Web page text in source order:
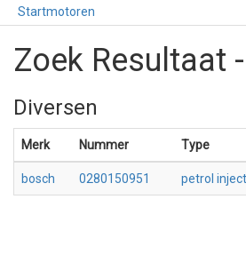
Startmotoren
Zoek Resultaat
Diversen
Merk Nummer Type
bosch 0280150951 petrol